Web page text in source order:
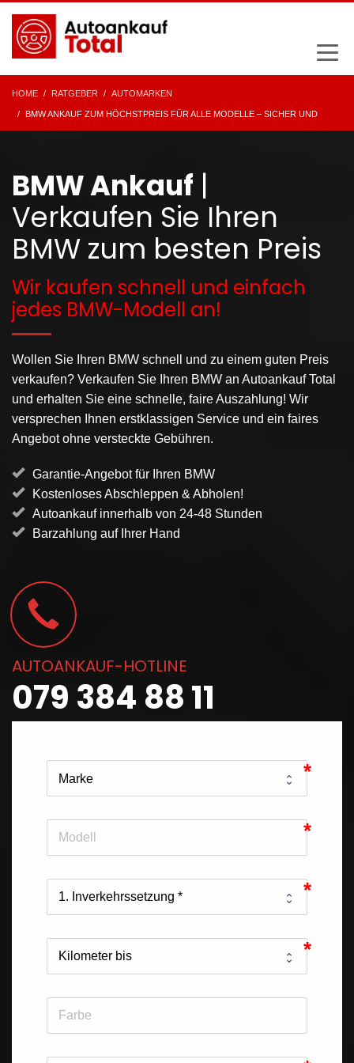
HOME RATGEBER AUTOMARKEN
BMW ANKAUF ZUM HÖCHSTPREIS FÜR ALLE MODELLE – SICHER UND
BMW Ankauf |
Verkaufen Sie Ihren
BMW zum besten Preis
Wir kaufen schnell und einfach
jedes BMW-Modell an!
Wollen Sie Ihren BMW schnell und zu einem guten Preis
verkaufen? Verkaufen Sie Ihren BMW an Autoankauf Total
und erhalten Sie eine schnelle, faire Auszahlung! Wir
versprechen Ihnen erstklassigen Service und ein faires
Angebot ohne versteckte Gebühren.
Garantie-Angebot für Ihren BMW
Kostenloses Abschleppen & Abholen!
Autoankauf innerhalb von 24-48 Stunden
Barzahlung auf Ihrer Hand
AUTOANKAUF-HOTLINE
079 384 88 11